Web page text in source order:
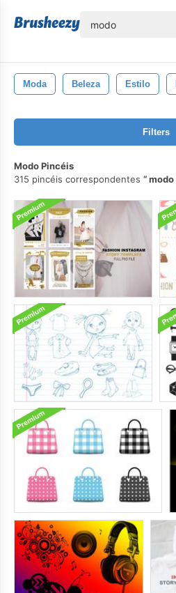
Moda Beleza Estilo
Filters
Modo Pincéis
315 pincéis correspondentes
modo